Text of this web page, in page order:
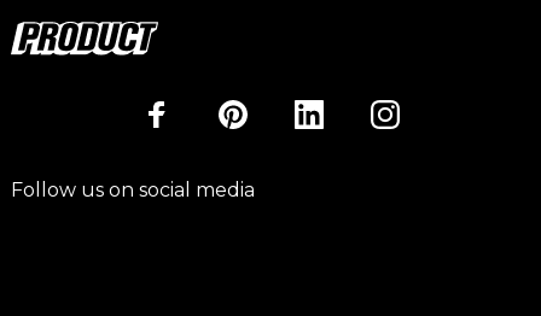
Follow us on social media